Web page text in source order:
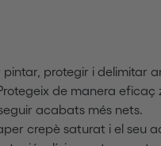
protegir i delimitar
de manera eficaç
acabats més nets.
crepè saturat i el seu